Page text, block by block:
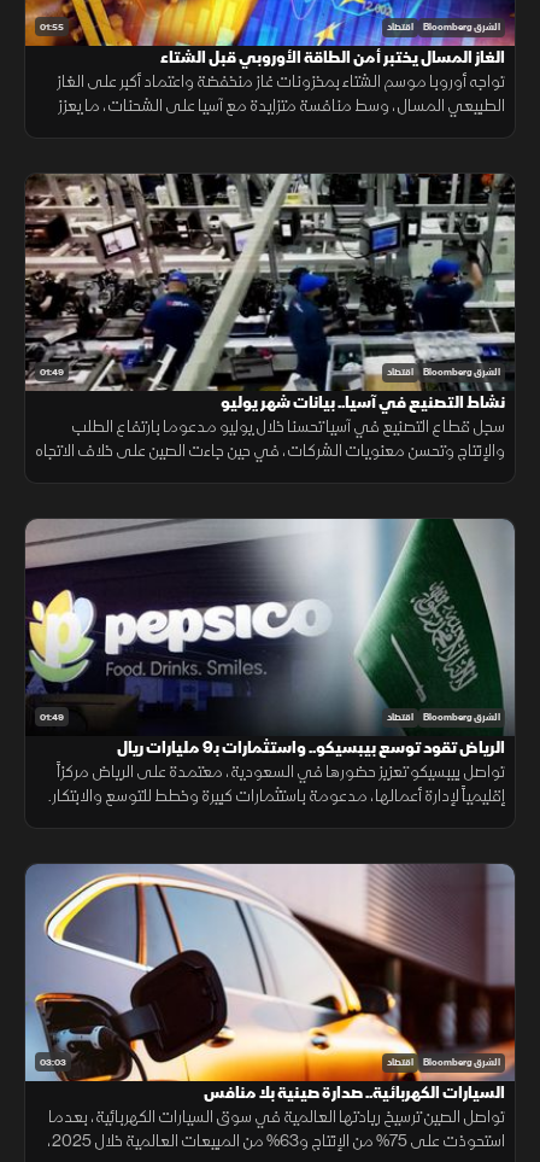
01:55 الشرق Bloomberg اقتصاد
الغاز المسال يختبر أمن الطاقة الأوروبي قبل الشتاء
تواجه أوروبا موسم الشتاء بمخزونات غاز منخفضة واعتماد أكبر على الغاز
الطبيعي المسال، وسط منافسة متزايدة مع آسيا على الشحنات، ما يعزز
01:49 الشرق Bloomberg اقتصاد
نشاط التصنيع في آسيا.. بيانات شهر يوليو
سجل قطاع التصنيع في آسيا تحسنا خلال يوليو مدعوما بارتفاع الطلب
والإنتاج وتحسن معنويات الشركات، في حين جاءت الصين على خلاف الاتجاه
01:49 الشرق Bloomberg اقتصاد
الرياض تقود توسع بيبسيكو.. واستثمارات بـ9 مليارات ريال
تواصل بيبسيكو تعزيز حضورها في السعودية، معتمدة على الرياض مركزاً
إقليمياً لإدارة أعمالها، مدعومة باستثمارات كبيرة وخطط للتوسع والابتكار.
03:03 الشرق Bloomberg اقتصاد
السيارات الكهربائية.. صدارة صينية بلا منافس
تواصل الصين ترسيخ ريادتها العالمية في سوق السيارات الكهربائية، بعدما
استحوذت على 75% من الإنتاج و63% من المبيعات العالمية خلال 2025،